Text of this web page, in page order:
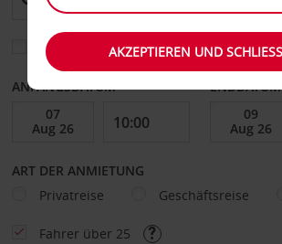
Eine andere Rückgabestation
ANFANGSDATUM ENDDATUM
ART DER ANMIETUNG
Privatreise
Geschäftsreise
Fahrer über 25
AKZEPTIEREN UND